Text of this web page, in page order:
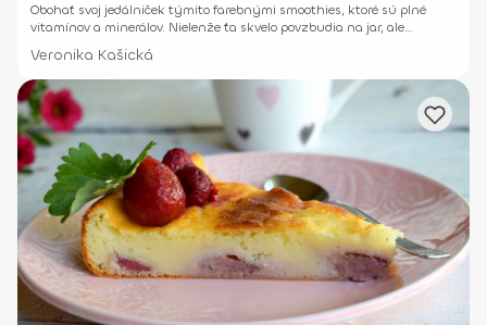
Obohať svoj jedálniček týmito farebnými smoothies, ktoré sú plné
vitamínov a minerálov. Nielenže ťa skvelo povzbudia na jar, ale
príjemne osviežia aj v letných mesiacoch.
Veronika Kašická